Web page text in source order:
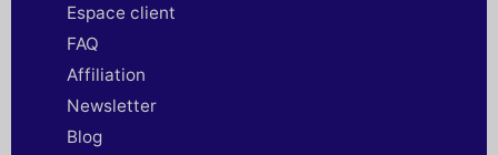
Espace client
FAQ
Affiliation
Newsletter
Blog